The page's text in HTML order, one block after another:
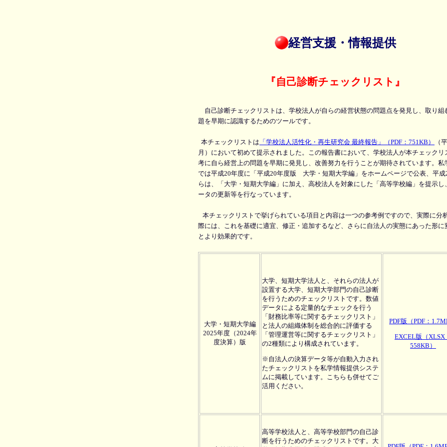
経営支援・情報提供
『自己診断チェックリスト 』
自己診断チェックリストは、学校法人が自らの経営状態の問題点を発見し、取り組
題を早期に認識するためのツールです。
本チェックリストは 「学校法人活性化・再生研究会 最終報告」（PDF：751KB）
（
月）において初めて提示されました。この報告書において、学校法人が本チェックリ
考に自ら経営上の問題を早期に発見し、改善努力を行うことが期待されています。私
では平成20年度に「平成20年度版 大学・短期大学編」をホームページで公表、平成
らは、「大学・短期大学編」に加え、高校法人を対象にした「高等学校編」を提示し
ータの更新等を行なっています。
本チェックリストで挙げられている項目と内容は一つの参考例ですので、実際に分
際には、これを基礎に適宜、修正・追加するなど、さらに自法人の実態にあった形に
とより効果的です。
大学・短期大学編
2025年度（2024年
度決算）版
大学、短期大学法人と、それらの法人が
設置する大学、短期大学部門の自己診断
を行うためのチェックリストです。数値
データによる定量的なチェックを行う
「財務比率等に関するチェックリスト」
と法人の組織体制を総合的に評価する
「管理運営等に関するチェックリスト」
の2種類により構成されています。
※自法人の決算データ等が自動入力され
たチェックリストを私学情報提供システ
ムに掲載しています。こちらも併せてご
活用ください。
PDF版（PDF：
EXCEL版（XLSX
558KB）
高等学校法人と、高等学校部門の自己診
断を行うためのチェックリストです。大